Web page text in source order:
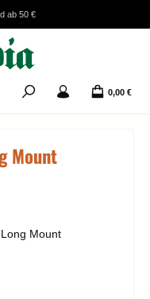
ab 50 €
0,00 €
Mount